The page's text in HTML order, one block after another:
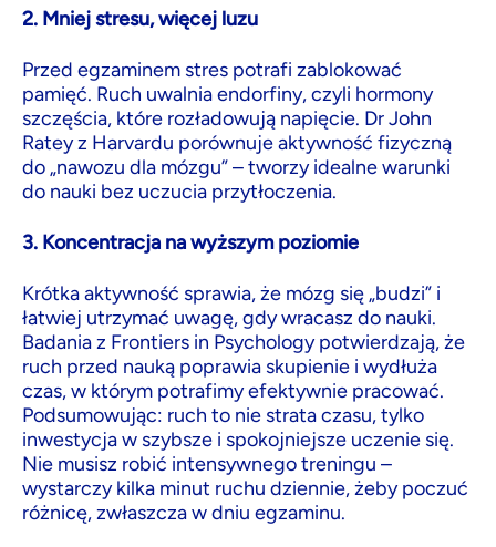
2. Mniej stresu, więcej luzu
Przed egzaminem stres potrafi zablokować
pamięć. Ruch uwalnia endorfiny, czyli hormony
szczęścia, które rozładowują napięcie. Dr John
Ratey z Harvardu porównuje aktywność fizyczną
do „nawozu dla mózgu” – tworzy idealne warunki
do nauki bez uczucia przytłoczenia.
3. Koncentracja na wyższym poziomie
Krótka aktywność sprawia, że mózg się „budzi” i
łatwiej utrzymać uwagę, gdy wracasz do nauki.
Badania z Frontiers in Psychology potwierdzają, że
ruch przed nauką poprawia skupienie i wydłuża
czas, w którym potrafimy efektywnie pracować.
Podsumowując: ruch to nie strata czasu, tylko
inwestycja w szybsze i spokojniejsze uczenie się.
Nie musisz robić intensywnego treningu –
wystarczy kilka minut ruchu dziennie, żeby poczuć
różnicę, zwłaszcza w dniu egzaminu.